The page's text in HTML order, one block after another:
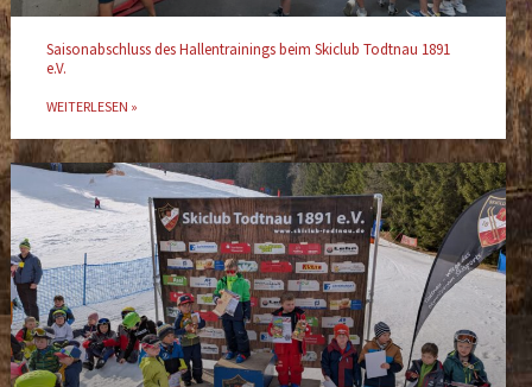
Saisonabschluss des Hallentrainings beim Skiclub Todtnau 1891
e.V.
WEITERLESEN »